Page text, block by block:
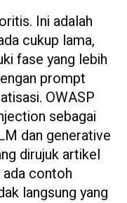
Ini adalah
cukup lama,
fase yang lebih
prompt
OWASP
sebagai
dan generative
dirujuk artikel
contoh
langsung yang